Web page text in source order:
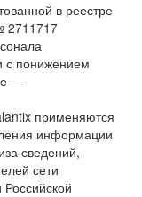
в реестре
2711717
с понижением
—
применяются
информации
сведений,
сети